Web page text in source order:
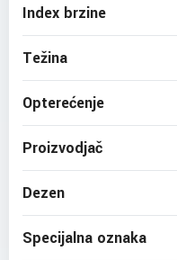
Index brzine
Težina
Opterećenje
Proizvodjač
Dezen
Specijalna oznaka